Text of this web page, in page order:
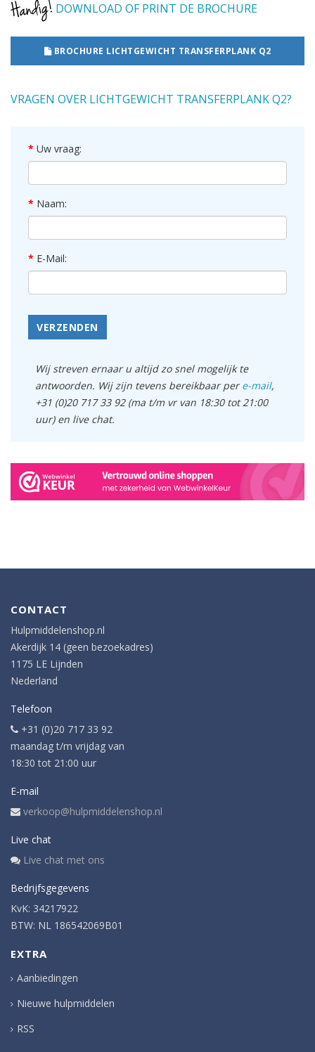
DOWNLOAD OF PRINT DE BROCHURE
BROCHURE LICHTGEWICHT TRANSFERPLANK Q2
VRAGEN OVER LICHTGEWICHT TRANSFERPLANK Q2?
Uw vraag:
Naam:
E-Mail:
VERZENDEN
Wij streven ernaar u altijd zo snel mogelijk te
antwoorden. Wij zijn tevens bereikbaar pere-mail,
+31 (0)20 717 33 92 (ma t/m vr van 18:30 tot 21:00
uur) en live chat.
CONTACT
Hulpmiddelenshop.nl
Akerdijk 14 (geen bezoekadres)
1175 LE Lijnden
Nederland
Telefoon
+31 (0)20 717 33 92
maandag t/m vrijdag van
18:30 tot 21:00 uur
E-mail
verkoop@hulpmiddelenshop.nl
Live chat
Live chat met ons
Bedrijfsgegevens
KvK: 34217922
BTW: NL 186542069B01
EXTRA
Aanbiedingen
Nieuwe hulpmiddelen
RSS